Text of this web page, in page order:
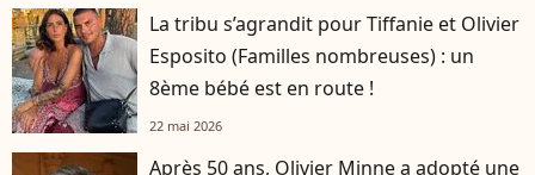
La tribu s’agrandit pour Tiffanie et Olivier
Esposito (Familles nombreuses) : un
8ème bébé est en route !
22 mai 2026
Après 50 ans, Olivier Minne a adopté une